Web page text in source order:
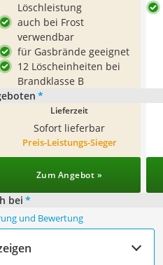
Löschleistung
auch bei Frost
verwendbar
für Gasbrände geeignet
12 Löscheinheiten bei
Brandklasse B
*
Lieferzeit
Sofort lieferbar
Preis-Leistungs-Sieger
Zum Angebot »
bei *
und Bewertung